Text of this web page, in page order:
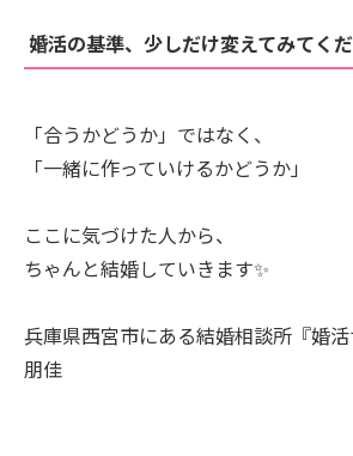
婚活の基準、少しだけ変えてみてくだ
「合うかどうか」ではなく、
「一緒に作っていけるかどうか」
ここに気づけた人から、
ちゃんと結婚していきます✨
兵庫県西宮市にある結婚相談所『婚
朋佳